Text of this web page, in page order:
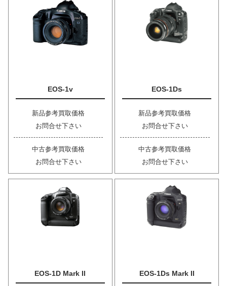
EOS-1v
新品参考買取価格
お問合せ下さい
中古参考買取価格
お問合せ下さい
EOS-1Ds
新品参考買取価格
お問合せ下さい
中古参考買取価格
お問合せ下さい
EOS-1D Mark II EOS-1Ds Mark II